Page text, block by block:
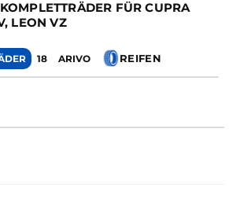
FÜR CUPRA
LEON VZ
18 ARIVO REIFEN